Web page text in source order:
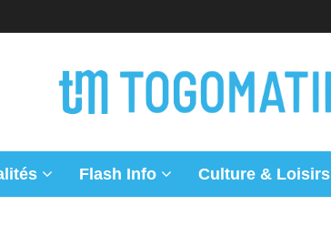
Flash Info Culture & Loisirs